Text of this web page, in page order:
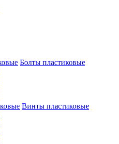
Болты пластиковые
Винты пластиковые